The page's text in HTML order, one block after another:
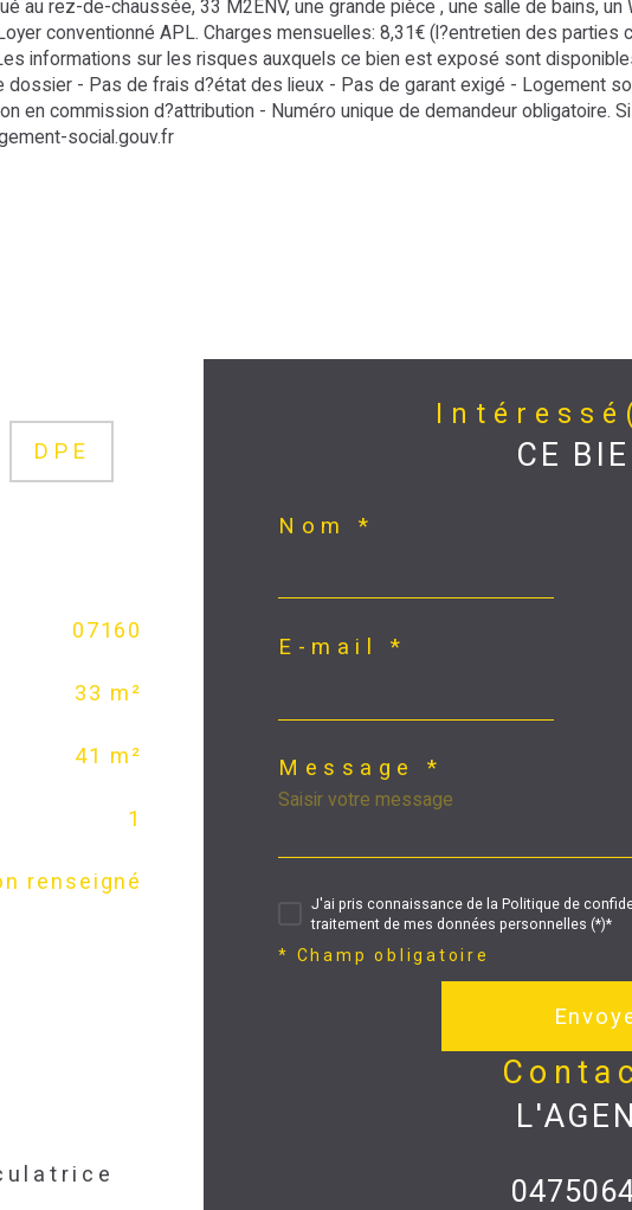
conventionné APL. Charges mensuelles: 8,31€ (l?entretien des parties
informations sur les risques auxquels ce bien est exposé sont
- Pas de frais d?état des lieux - Pas de garant exigé - Logement
en commission d?attribution - Numéro unique de demandeur obligatoire.
social.gouv.fr
DPE
07160
33 m²
41 m²
1
renseigné
CE
Nom *
E-mail *
Message *
J'ai pris connaissance de la Politique de
traitement de mes données personnelles (*)*
* Champ obligatoire